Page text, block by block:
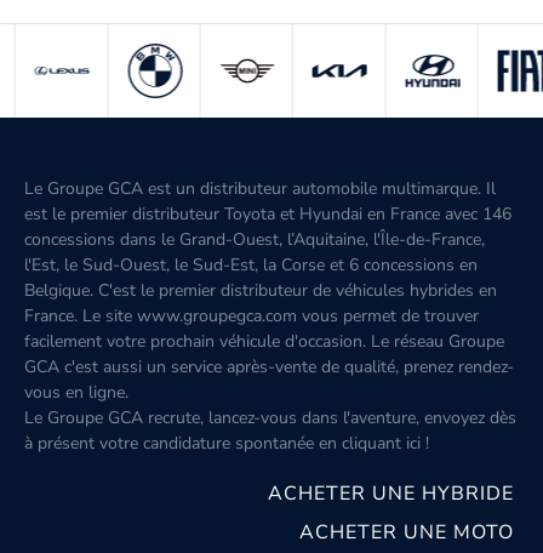
Le Groupe GCA est un distributeur automobile multimarque. Il
est le premier distributeur Toyota et Hyundai en France avec 146
concessions dans le Grand-Ouest, l’Aquitaine, l'Île-de-France,
l'Est, le Sud-Ouest, le Sud-Est, la Corse et 6 concessions en
Belgique. C'est le premier distributeur de véhicules hybrides en
France. Le site www.groupegca.com vous permet de trouver
facilement votre prochain véhicule d'occasion. Le réseau Groupe
GCA c'est aussi un service après-vente de qualité, prenez rendez-
vous en ligne.
Le Groupe GCA recrute, lancez-vous dans l'aventure, envoyez dès
à présent votre candidature spontanée en cliquant ici !
ACHETER UNE HYBRIDE
ACHETER UNE MOTO